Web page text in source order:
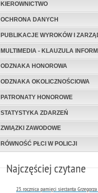
KIEROWNICTWO
OCHRONA DANYCH
PUBLIKACJE WYROKÓW I
MULTIMEDIA - KLAUZULA
ODZNAKA HONOROWA
ODZNAKA OKOLICZNOŚCIOWA
PATRONATY HONOROWE
STATYSTYKA ZDARZEŃ
ZWIĄZKI ZAWODOWE
RÓWNOŚĆ PŁCI W POLICJI
Najczęściej czytane
23. rocznica pamięci sierżanta Grzegorza